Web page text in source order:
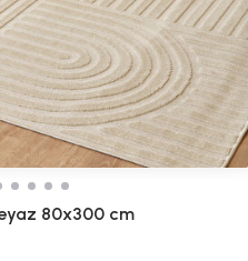
80x300 cm